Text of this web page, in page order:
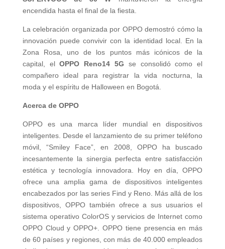
encendida hasta el final de la fiesta.
La celebración organizada por OPPO demostró cómo la
innovación puede convivir con la identidad local. En la
Zona Rosa, uno de los puntos más icónicos de la
capital, elOPPO Reno14 5G se consolidó como el
compañero ideal para registrar la vida nocturna, la
moda y el espíritu de Halloween en Bogotá.
Acerca de OPPO
OPPO es una marca líder mundial en dispositivos
inteligentes. Desde el lanzamiento de su primer teléfono
móvil, “Smiley Face”, en 2008, OPPO ha buscado
incesantemente la sinergia perfecta entre satisfacción
estética y tecnología innovadora. Hoy en día, OPPO
ofrece una amplia gama de dispositivos inteligentes
encabezados por las series Find y Reno. Más allá de los
dispositivos, OPPO también ofrece a sus usuarios el
sistema operativo ColorOS y servicios de Internet como
OPPO Cloud y OPPO+. OPPO tiene presencia en más
de 60 países y regiones, con más de 40.000 empleados